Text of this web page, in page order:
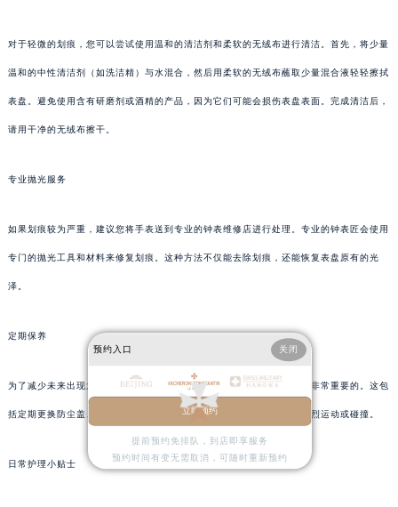
对于轻微的划痕，您可以尝试使用温和的清洁剂和柔软的无绒布进行清洁。首先，将少量
温和的中性清洁剂（如洗洁精）与水混合，然后用柔软的无绒布蘸取少量混合液轻轻擦拭
表盘。避免使用含有研磨剂或酒精的产品，因为它们可能会损伤表盘表面。完成清洁后，
请用干净的无绒布擦干。
专业抛光服务
如果划痕较为严重，建议您将手表送到专业的钟表维修店进行处理。专业的钟表匠会使用
专门的抛光工具和材料来修复划痕。这种方法不仅能去除划痕，还能恢复表盘原有的光
泽。
定期保养
为了减少未来出现划痕的可能性，定期对您的江诗丹顿手表进行保养是非常重要的。这包
括定期更换防尘盖、避免手表接触到化学物质以及在日常佩戴时避免剧烈运动或碰撞。
日常护理小贴士
预约入口 关闭
立即预约
提前预约免排队，到店即享服务
预约时间有变无需取消，可随时重新预约